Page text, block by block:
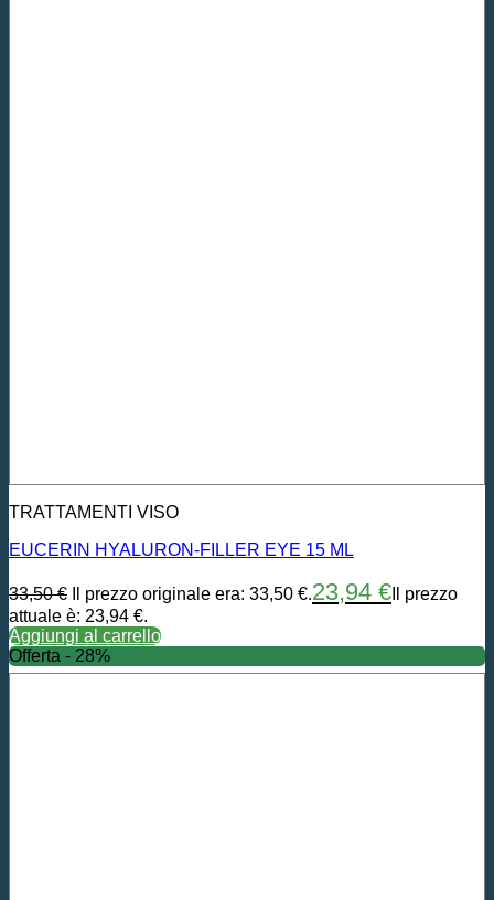
TRATTAMENTI VISO
EUCERIN HYALURON-FILLER EYE 15 ML
33,50€ Il prezzo originale era: 33,50 €.23,94 € Il prezzo
attuale è: 23,94 €.
Aggiungi al carrello
Offerta - 28%